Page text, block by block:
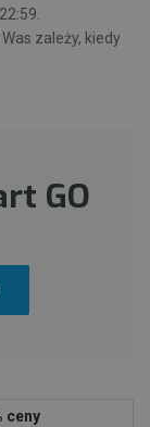
zależy, kiedy
GO
ceny